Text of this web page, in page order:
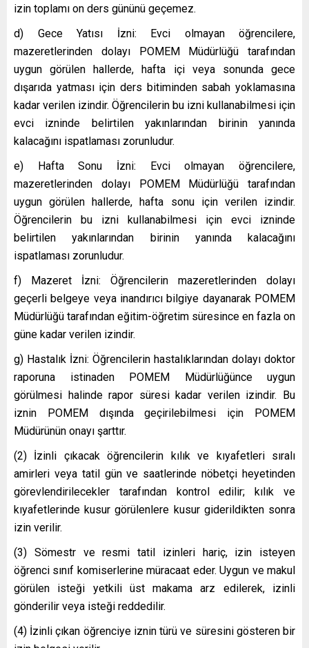
izin toplamı on ders gününü geçemez.
d) Gece Yatısı İzni: Evci olmayan öğrencilere,
mazeretlerinden dolayı POMEM Müdürlüğü tarafından
uygun görülen hallerde, hafta içi veya sonunda gece
dışarıda yatması için ders bitiminden sabah yoklamasına
kadar verilen izindir. Öğrencilerin bu izni kullanabilmesi için
evci izninde belirtilen yakınlarından birinin yanında
kalacağını ispatlaması zorunludur.
e) Hafta Sonu İzni: Evci olmayan öğrencilere,
mazeretlerinden dolayı POMEM Müdürlüğü tarafından
uygun görülen hallerde, hafta sonu için verilen izindir.
Öğrencilerin bu izni kullanabilmesi için evci izninde
belirtilen yakınlarından birinin yanında kalacağını
ispatlaması zorunludur.
f) Mazeret İzni: Öğrencilerin mazeretlerinden dolayı
geçerli belgeye veya inandırıcı bilgiye dayanarak POMEM
Müdürlüğü tarafından eğitim-öğretim süresince en fazla on
güne kadar verilen izindir.
g) Hastalık İzni: Öğrencilerin hastalıklarından dolayı doktor
raporuna istinaden POMEM Müdürlüğünce uygun
görülmesi halinde rapor süresi kadar verilen izindir. Bu
iznin POMEM dışında geçirilebilmesi için POMEM
Müdürünün onayı şarttır.
(2) İzinli çıkacak öğrencilerin kılık ve kıyafetleri sıralı
amirleri veya tatil gün ve saatlerinde nöbetçi heyetinden
görevlendirilecekler tarafından kontrol edilir; kılık ve
kıyafetlerinde kusur görülenlere kusur giderildikten sonra
izin verilir.
(3) Sömestr ve resmi tatil izinleri hariç, izin isteyen
öğrenci sınıf komiserlerine müracaat eder. Uygun ve makul
görülen isteği yetkili üst makama arz edilerek, izinli
gönderilir veya isteği reddedilir.
(4) İzinli çıkan öğrenciye iznin türü ve süresini gösteren bir